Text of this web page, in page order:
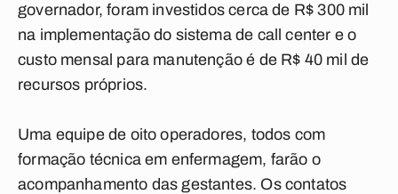
governador, foram investidos cerca de R$ 300 mil
na implementação do sistema de call center e o
custo mensal para manutenção é de R$ 40 mil de
recursos próprios.
Uma equipe de oito operadores, todos com
formação técnica em enfermagem, farão o
acompanhamento das gestantes. Os contatos